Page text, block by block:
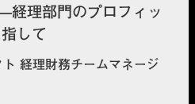
理部門のプロフィッ
して
経理財務チームマネージ